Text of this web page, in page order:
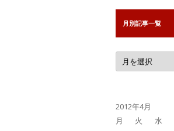
月別記事一覧
月
別
記
2012年4月
月
火 水